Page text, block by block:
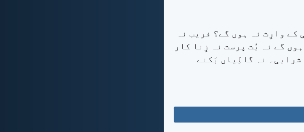
کے وارِث نہ ہوں گے؟ فریب نہ
گے نہ بُت پرست نہ زِنا کار
شرابی۔ نہ گالِیاں بَکنے